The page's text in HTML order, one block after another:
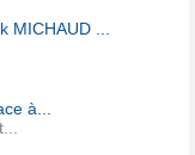
MICHAUD ...
à...